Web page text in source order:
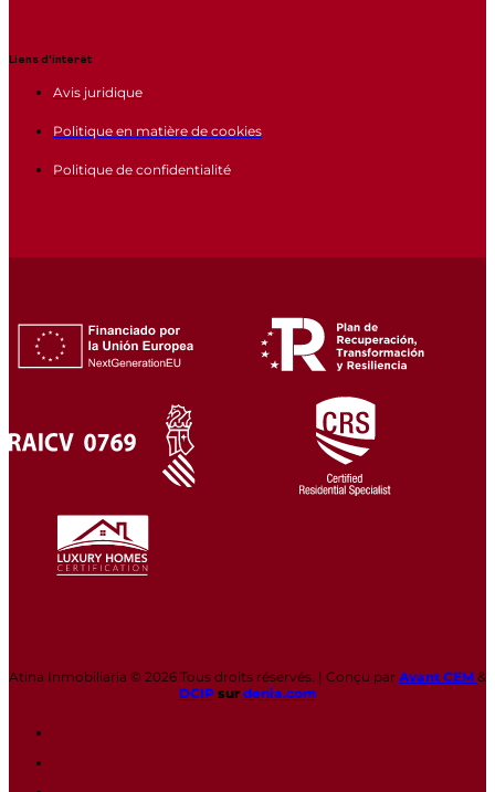
Liens d'intérêt
Avis juridique
Politique en matière de cookies
Politique de confidentialité
Atina Inmobiliaria © 2026 Tous droits réservés. | Conçu par Avant CEM &
DCIPsur denia.com